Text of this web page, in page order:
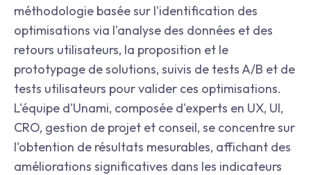
méthodologie basée sur l'identification des
optimisations via l'analyse des données et des
retours utilisateurs, la proposition et le
prototypage de solutions, suivis de tests A/B et de
tests utilisateurs pour valider ces optimisations.
L'équipe d'Unami, composée d'experts en UX, UI,
CRO, gestion de projet et conseil, se concentre sur
l'obtention de résultats mesurables, affichant des
améliorations significatives dans les indicateurs